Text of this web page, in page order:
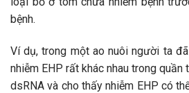
bệnh.
Ví dụ, trong một ao nuôi người ta
nhiễm EHP rất khác nhau trong
dsRNA và cho thấy nhiễm EHP có